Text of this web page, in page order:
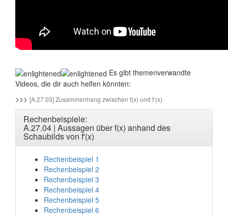
Es gibt themenverwandte
Videos, die dir auch helfen könnten:
>>> [A.27.03] Zusammenhang zwischen f(x) und f‘(x)
Rechenbeispiele:
A.27.04 | Aussagen über f(x) anhand des
Schaubilds von f'(x)
Rechenbeispiel 1
Rechenbeispiel 2
Rechenbeispiel 3
Rechenbeispiel 4
Rechenbeispiel 5
Rechenbeispiel 6